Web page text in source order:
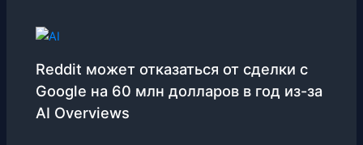
Reddit может отказаться от сделки с
Google на 60 млн долларов в год из-за
AI Overviews